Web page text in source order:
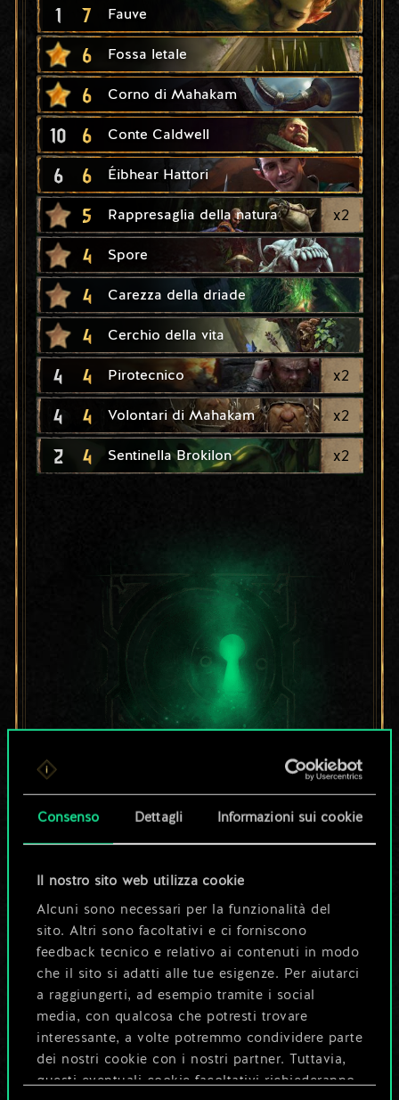
Consenso Dettagli Informazioni sui cookie
Il nostro sito web utilizza cookie
Alcuni sono necessari per la funzionalità del
sito. Altri sono facoltativi e ci forniscono
feedback tecnico e relativo ai contenuti in modo
che il sito si adatti alle tue esigenze. Per aiutarci
a raggiungerti, ad esempio tramite i social
media, con qualcosa che potresti trovare
interessante, a volte potremmo condividere parte
dei nostri cookie con i nostri partner. Tuttavia,
questi eventuali cookie facoltativi richiederanno
1 7 Fauve
6 Fossa letale
6 Corno di Mahakam
10 6 Conte Caldwell
6 6 Éibhear Hattori
5 Rappresaglia della natura x2
4 Spore
4 Carezza della driade
4 Cerchio della vita
4 4 Pirotecnico x2
4 4 Volontari di Mahakam x2
2 4 Sentinella Brokilon x2
Per ora, è solo un
set di carte
condiviso.
Ma può diventare
molto altro!
Dai un nome al mazzo e crea una
guida